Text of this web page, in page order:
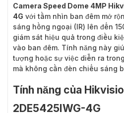
Camera Speed ​​Dome 4MP
4G với tầm nhìn ban đêm mở
sáng hồng ngoại (IR) lên đến
giám sát hiệu quả trong điều
vào ban đêm. Tính năng này
tượng hoặc sự việc diễn ra
mà không cần đèn chiếu sáng
Tính năng của
2DE5425IWG-4G